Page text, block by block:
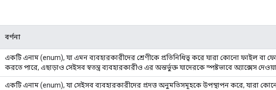
বর্ণনা
একটি এনাম (enum), যা এমন ব্যবহারকারীদের শ্রেণীকে প্রতিনিধিত্ব করে যারা কোনো ফাইল বা
করতে পারে, এছাড়াও সেইসব স্বতন্ত্র ব্যবহারকারীও এর অন্তর্ভুক্ত যাদেরকে স্পষ্টভাবে অ্যাক্সেস
একটি এনাম (enum), যা সেইসব ব্যবহারকারীদের প্রদত্ত অনুমতিসমূহকে উপস্থাপন করে, যারা